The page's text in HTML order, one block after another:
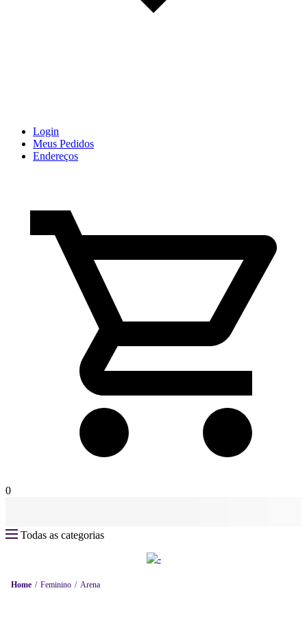
Login
Meus Pedidos
Endereços
0
Todas as categorias
Home Feminino Arena